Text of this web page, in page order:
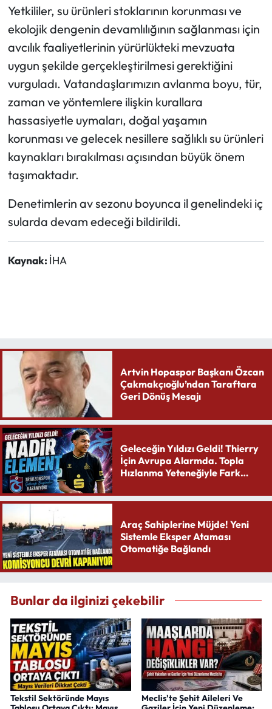
Yetkililer, su ürünleri stoklarının korunması ve
ekolojik dengenin devamlılığının sağlanması için
avcılık faaliyetlerinin yürürlükteki mevzuata
uygun şekilde gerçekleştirilmesi gerektiğini
vurguladı. Vatandaşlarımızın avlanma boyu, tür,
zaman ve yöntemlere ilişkin kurallara
hassasiyetle uymaları, doğal yaşamın
korunması ve gelecek nesillere sağlıklı su ürünleri
kaynakları bırakılması açısından büyük önem
taşımaktadır.
Denetimlerin av sezonu boyunca il genelindeki iç
sularda devam edeceği bildirildi.
Kaynak: İHA
Artvin Hopaspor Başkanı Özcan
Çakmakçıoğlu’ndan Taraftara
Geri Dönüş Mesajı
Geleceğin Yıldızı Geldi! Thierry
İçin Avrupa Alarmda. Topla
Hızlanma Yeteneğiyle Fark
Araç Sahiplerine Müjde! Yeni
Sistemle Eksper Ataması
Otomatiğe Bağlandı
Bunlar da ilginizi çekebilir
Tekstil Sektöründe Mayıs
Meclis'te Şehit Aileleri Ve
Teknoloji